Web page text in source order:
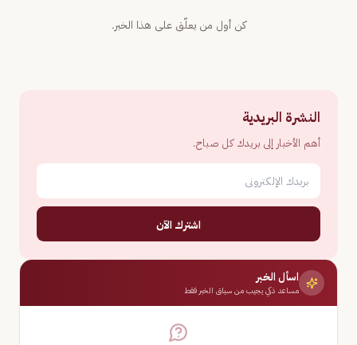
كن أول من يعلّق على هذا الخبر.
النشرة البريدية
أهم الأخبار إلى بريدك كل صباح.
اشترك الآن
اسأل الخبر
مساعد ذكي يجيب من سياق الخبر فقط